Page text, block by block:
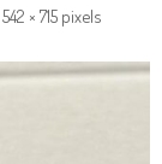
542 × 715pixels